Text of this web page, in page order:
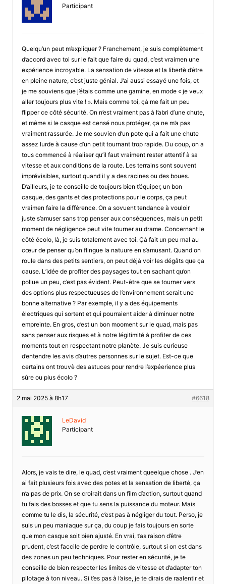
Participant
Quelqu’un peut m’expliquer ? Franchement, je suis complètement
d’accord avec toi sur le fait que faire du quad, c’est vraimen une
expérience incroyable. La sensation de vitesse et la libertè d’être
en pleine nature, c’est juste génial. J’ai aussi essayé une fois, et
je me souviens que j’étais comme une gamine, en mode « je veux
aller toujours plus vite ! ». Mais comme toi, çà me fait un peu
flipper ce côté sécurité. On n’est vraiment pas à l’abri d’une chute,
et même si le casque est censé nous protéger, ça ne m’a pas
vraiment rassurée. Je me souvien d’un pote qui a fait une chute
assez lurde à cause d’un petit tournant trop rapide. Du coup, on a
tous commencé à réaliser qu’il faut vraiment rester attentif à sa
vitesse et aux conditions de la route. Les terrains sont souvent
imprévisibles, surtout quand il y a des racines ou des boues.
D’ailleurs, je te conseille de toujours bien t’équiper, un bon
casque, des gants et des protections pour le corps, ça peut
vraimen faire la différence. On a sovuent tendance à vouloir
juste s’amuser sans trop penser aux conséquences, mais un petit
moment de négligence peut vite tourner au drame. Concernant le
côté écolo, là, je suis totalement avec toi. Çà fait un peu mal au
cœur de penser qu’on flingue la natuure en s’amusant. Quand on
roule dans des petits sentiers, on peut déjà voir les dégâts que ça
cause. L’idée de profiter des paysages tout en sachant qu’on
pollue un peu, c’est pas évident. Peut-être que se tourner vers
des options plus respectueuses de l’environnement serait une
bonne alternative ? Par exemple, il y a des équipements
électriques qui sortent et qui pourraient aider à diminuer notre
empreinte. En gros, c’est un bon mooment sur le quad, mais pas
sans penser aux risques et à notre légitimité à profiter de ces
moments tout en respectant notre planète. Je suis curieuse
d’entendre les avis d’autres personnes sur le sujet. Est-ce que
certains ont trouvè des astuces pour rendre l’expéerience plus
sûre ou plus écolo ?
2 mai 2025 à 8h17 #6618
LeDavid
Participant
Alors, je vais te dire, le quad, c’est vraiment queelque chose . J’en
ai fait plusieurs fois avec des potes et la sensation de liberté, ça
n’a pas de prix. On se croirait dans un film d’action, surtout quand
tu fais des bosses et que tu sens la puissance du moteur. Mais
comme tu le dis, la sécurité, c’est pas à négliger du tout. Perso, je
suis un peu maniaque sur ça, du coup je fais toujours en sorte
que mon casque soit bien ajusté. En vrai, t’as raison d’être
prudent, c’est faccile de perdre le contrôle, surtout si on est dans
des zones un peu techniques. Pour rester en sécurité, je te
conseille de bien respecter les limites de vitesse et d’adapter ton
pilotage à ton niveau. Si t’es pas à l’aise, je te dirais de raalentir et